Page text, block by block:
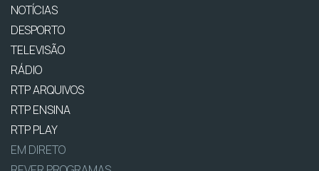
NOTÍCIAS
DESPORTO
TELEVISÃO
RÁDIO
RTP ARQUIVOS
RTP ENSINA
RTP PLAY
EM DIRETO